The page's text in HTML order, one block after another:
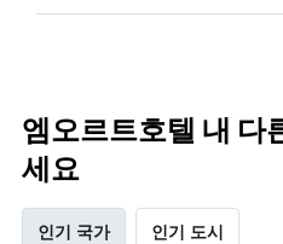
엠오르트호텔 내 다
세요
인기 국가 인기 도시